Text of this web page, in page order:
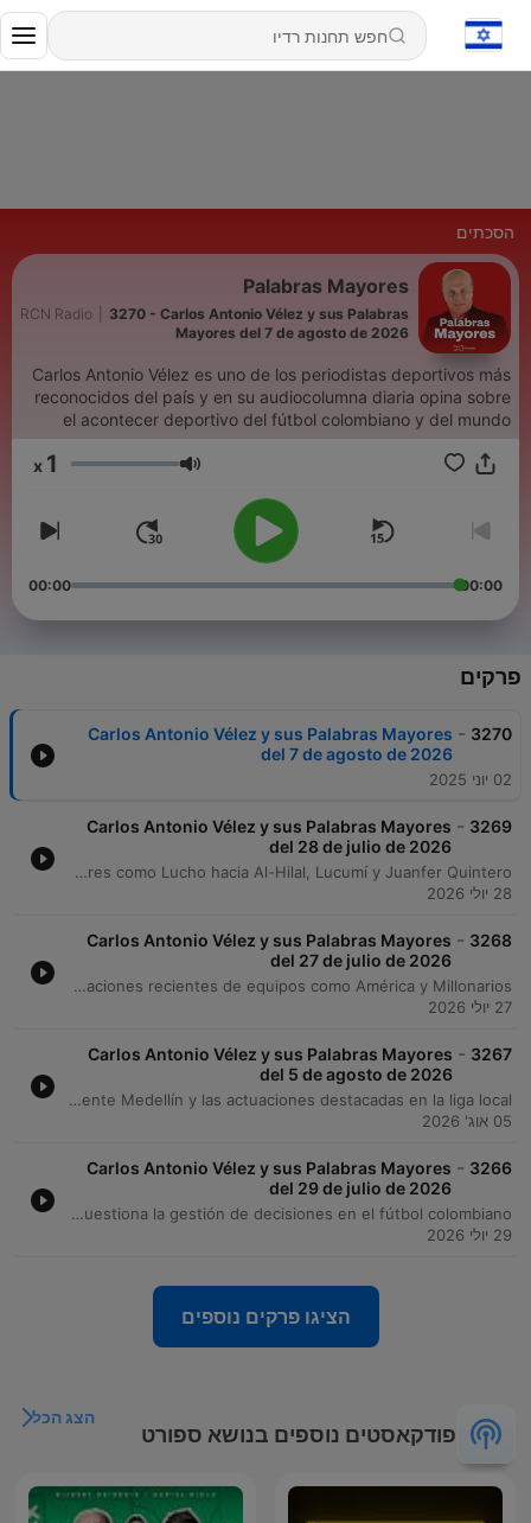
הסכתים
Palabras Mayores
RCN Radio
3270 - Carlos Antonio Vélez y sus Palabras
Mayores del 7 de agosto de 2026
Carlos Antonio Vélez es uno de los periodistas deportivos más
reconocidos del país y en su audiocolumna diaria opina sobre
el acontecer deportivo del fútbol colombiano y del mundo
עוצמת שמע 1
00:00
00:00
פרקים
3270
-
Carlos Antonio Vélez y sus Palabras Mayores
del 7 de agosto de 2026
02 יוני 2025
3269
-
Carlos Antonio Vélez y sus Palabras Mayores
del 28 de julio de 2026
Carlos Antonio Vélez critica la falta de ambición en el fútbol colombiano y analiza las irregularidades en los periodos presidenciales de la Federación Colombiana de Fútbol. Además, desmiente presiones de promotores para convocar jugadores específicos. El episodio también aborda noticias internacionales y locales, incluyendo polémicas sobre convocatorias técnicas, un incidente en el camerino con Durán y posibles transferencias de jugadores como Lucho hacia Al-Hilal, Lucumí y Juanfer Quintero.
28 יולי 2026
3268
-
Carlos Antonio Vélez y sus Palabras Mayores
del 27 de julio de 2026
Carlos Antonio Vélez analiza la llegada de Klopp y compara su situación con el panorama técnico colombiano, criticando la falta de transparencia en la federación. El episodio también explora el impacto de la inteligencia artificial y la interpretación de la data en el fútbol moderno. Además, se examina el rendimiento estadístico de jugadores como Kevin Mier y Tino Gómez, la actualidad de Juanfer Quintero y la situación arbitral en el fútbol colombiano, junto con un análisis de las actuaciones recientes de equipos como América y Millonarios.
27 יולי 2026
3267
-
Carlos Antonio Vélez y sus Palabras Mayores
del 5 de agosto de 2026
Carlos Antonio Vélez analiza la situación de la Selección Colombia tras el Mundial, cuestionando las declaraciones de jugadores como Jerry Mina y criticando la falta de títulos recientes. El episodio también aborda polémicas en el fútbol local colombiano, incluyendo los comentarios de Johan Mojica y la situación contractual de Hamilton Campas. Asimismo, se explora la evolución táctica del fútbol moderno, argumentando que el rol tradicional del 'diez' ha desaparecido para dar paso al centrocampista integral. El análisis concluye con un repaso por el desempeño defensivo de Independiente Medellín y las actuaciones destacadas en la liga local.
05 אוג' 2026
3266
-
Carlos Antonio Vélez y sus Palabras Mayores
del 29 de julio de 2026
Carlos Antonio Vélez conmemora el título de la Copa América 2001 y analiza la situación actual del fútbol colombiano, criticando la mentalidad de los jugadores y la gestión de la federación. También aborda el conflicto interno en la División Mayor por la repartición de recursos entre los equipos grandes y pequeños. El locutor analiza la crisis de poder en la División Mayor, advirtiendo sobre las consecuencias legales y deportivas de crear una liga independiente no reconocida por la FIFA. Asimismo, aborda controversias arbitrales recientes relacionadas con el protocolo VAR y cuestiona la gestión de decisiones en el fútbol colombiano.
29 יולי 2026
הציגו פרקים נוספים
פודקאסטים נוספים בנושא ספורט
הצג הכל